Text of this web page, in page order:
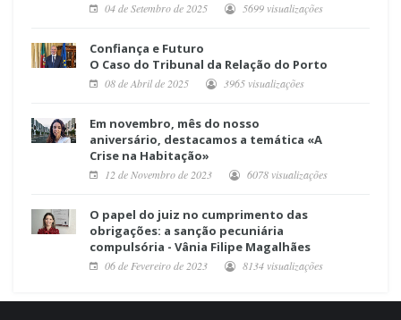
04 de Setembro de 2025 5699 visualizações
Confiança e Futuro
O Caso do Tribunal da Relação do Porto
08 de Abril de 2025 3965 visualizações
Em novembro, mês do nosso
aniversário, destacamos a temática «A
Crise na Habitação»
12 de Novembro de 2023 6078 visualizações
O papel do juiz no cumprimento das
obrigações: a sanção pecuniária
compulsória - Vânia Filipe Magalhães
06 de Fevereiro de 2023 8134 visualizações